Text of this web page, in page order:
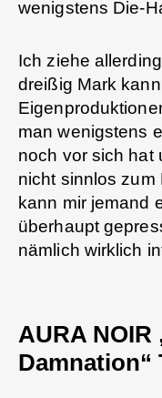
wenigstens Die-
Ich ziehe
dreißig Mark
man wenigstens
noch vor sich hat
nicht sinnlos zum
kann mir jemand
überhaupt
nämlich wirklich
AURA NOIR
Damnation“